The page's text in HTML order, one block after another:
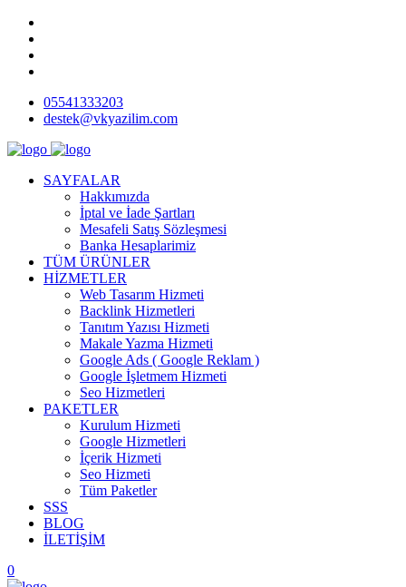
05541333203
destek@vkyazilim.com
SAYFALAR
Hakkımızda
İptal ve İade Şartları
Mesafeli Satış Sözleşmesi
Banka Hesaplarimiz
TÜM ÜRÜNLER
HİZMETLER
Web Tasarım Hizmeti
Backlink Hizmetleri
Tanıtım Yazısı Hizmeti
Makale Yazma Hizmeti
Google Ads ( Google Reklam )
Google İşletmem Hizmeti
Seo Hizmetleri
PAKETLER
Kurulum Hizmeti
Google Hizmetleri
İçerik Hizmeti
Seo Hizmeti
Tüm Paketler
SSS
BLOG
İLETİŞİM
0